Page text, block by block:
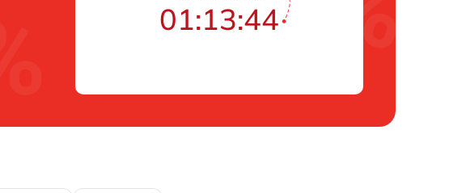
01:13:43